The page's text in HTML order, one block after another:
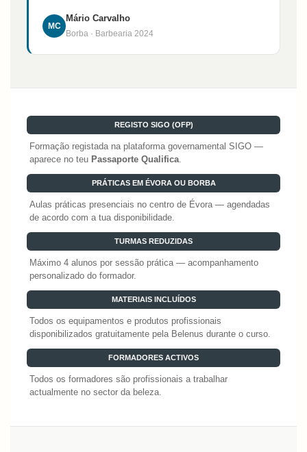
MC
Mário Carvalho
Borba · Barbearia 2024
REGISTO SIGO (OFP)
Formação registada na plataforma governamental SIGO —
aparece no teu Passaporte Qualifica.
PRÁTICAS EM ÉVORA OU BORBA
Aulas práticas presenciais no centro de Évora — agendadas
de acordo com a tua disponibilidade.
TURMAS REDUZIDAS
Máximo 4 alunos por sessão prática — acompanhamento
personalizado do formador.
MATERIAIS INCLUÍDOS
Todos os equipamentos e produtos profissionais
disponibilizados gratuitamente pela Belenus durante o curso.
FORMADORES ACTIVOS
Todos os formadores são profissionais a trabalhar
actualmente no sector da beleza.